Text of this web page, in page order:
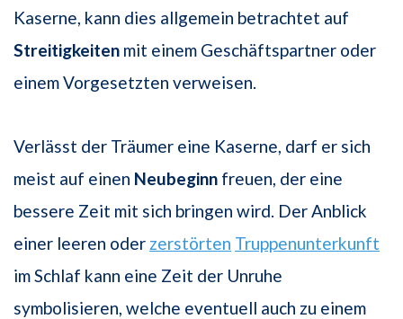
Kaserne, kann dies allgemein betrachtet auf
Streitigkeiten mit einem Geschäftspartner oder
einem Vorgesetzten verweisen.
Verlässt der Träumer eine Kaserne, darf er sich
meist auf einen Neubeginn freuen, der eine
bessere Zeit mit sich bringen wird. Der Anblick
einer leeren oder zerstörten Truppenunterkunft
im Schlaf kann eine Zeit der Unruhe
symbolisieren, welche eventuell auch zu einem